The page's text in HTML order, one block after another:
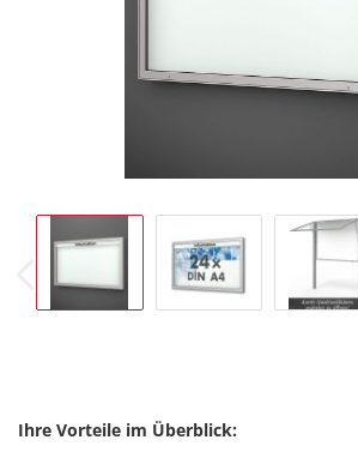
Ihre Vorteile im Überblick: